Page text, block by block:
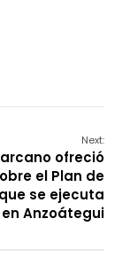
Next:
ofreció
el Plan de
se ejecuta
en Anzoátegui